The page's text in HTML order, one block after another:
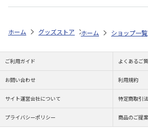
ホーム グッズストア スポーツ・スポーツ
ホーム ショップ一覧
ご利用ガイド よくあるご
お問い合わせ 利用規約
サイト運営会社について 特定商取引
プライバシーポリシー 商品のご提